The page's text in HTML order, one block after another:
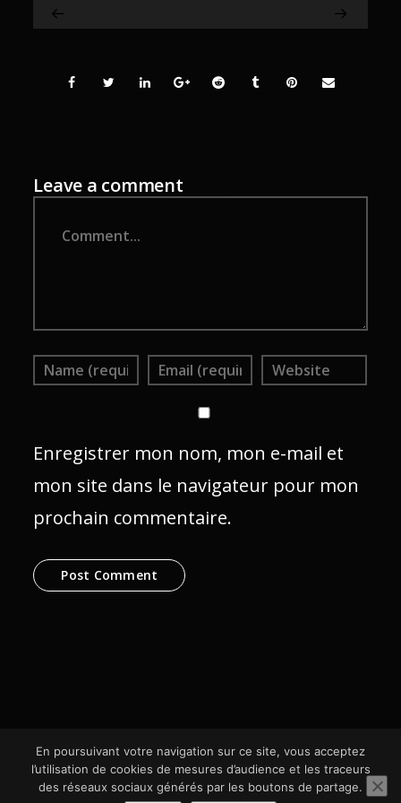
Leave a comment
Enregistrer mon nom, mon e-mail et
mon site dans le navigateur pour mon
prochain commentaire.
En poursuivant votre navigation sur ce site, vous acceptez
l’utilisation de cookies de mesures d’audience et les traceurs
des réseaux sociaux générés par les boutons de partage.